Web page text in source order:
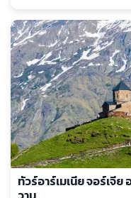
ทัวร์อาร์เมเนีย จอร์เจีย